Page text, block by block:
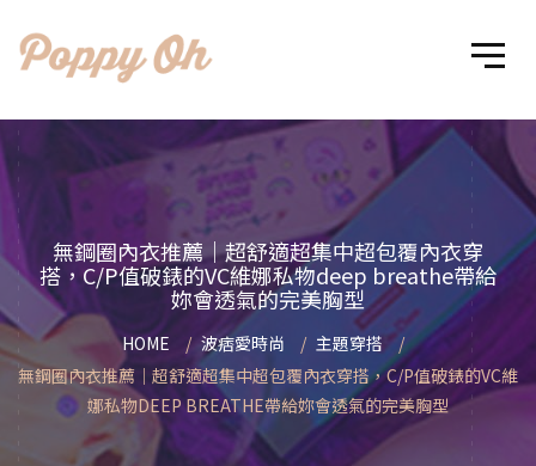
無鋼圈內衣推薦｜超舒適超集中超包覆內衣穿
搭，C/P值破錶的VC維娜私物deep breathe帶給
妳會透氣的完美胸型
HOME 波痞愛時尚
主題穿搭
無鋼圈內衣推薦｜超舒適超集中超包覆內衣穿搭，C/P值破錶的VC維
娜私物DEEP BREATHE帶給妳會透氣的完美胸型